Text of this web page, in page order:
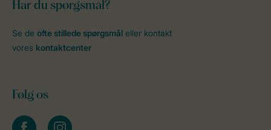
Har du spørgsmål?
Se de ofte stillede spørgsmål eller kontakt
vores kontaktcenter
Følg os
facebookinstagram